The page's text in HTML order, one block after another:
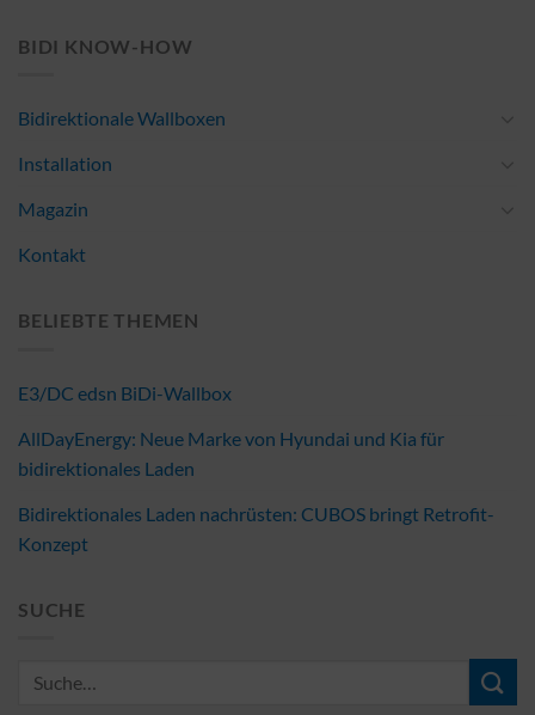
BIDI KNOW-HOW
Bidirektionale Wallboxen
Installation
Magazin
Kontakt
BELIEBTE THEMEN
E3/DC edsn BiDi-Wallbox
AllDayEnergy: Neue Marke von Hyundai und Kia für
bidirektionales Laden
Bidirektionales Laden nachrüsten: CUBOS bringt Retrofit-
Konzept
SUCHE